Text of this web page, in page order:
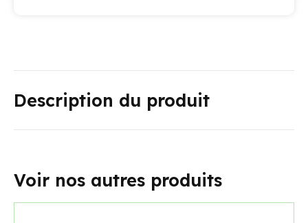
Description du produit
Voir nos autres produits